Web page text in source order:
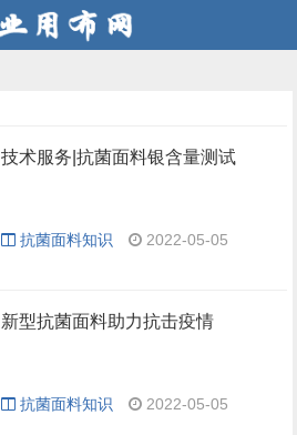
技术服务|抗菌面料银含量测试
抗菌面料知识 2022-05-05
新型抗菌面料助力抗击疫情
抗菌面料知识 2022-05-05